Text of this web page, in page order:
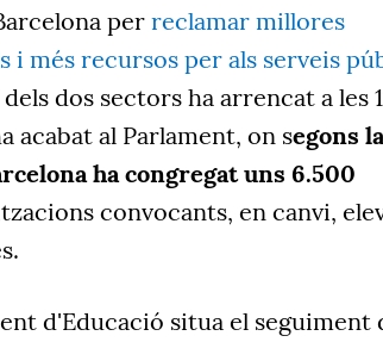
per reclamar millores
i més recursos per als serveis
dos sectors ha arrencat a les
acabat al Parlament, on segons la
ha congregat uns 6.500
convocants, en canvi,
d'Educació situa el seguiment